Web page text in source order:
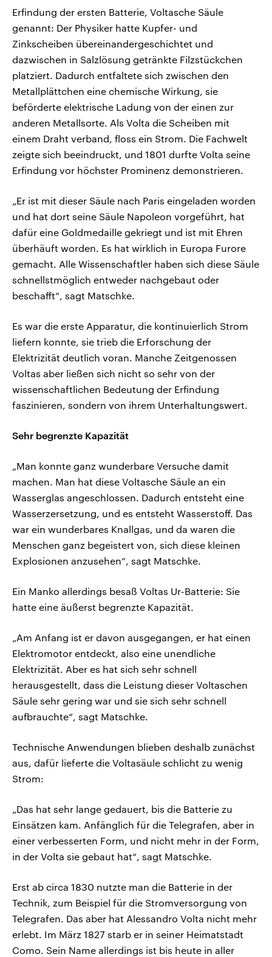
Erfindung der ersten Batterie, Voltasche Säule
genannt: Der Physiker hatte Kupfer- und
Zinkscheiben übereinandergeschichtet und
dazwischen in Salzlösung getränkte Filzstückchen
platziert. Dadurch entfaltete sich zwischen den
Metallplättchen eine chemische Wirkung, sie
beförderte elektrische Ladung von der einen zur
anderen Metallsorte. Als Volta die Scheiben mit
einem Draht verband, floss ein Strom. Die Fachwelt
zeigte sich beeindruckt, und 1801 durfte Volta seine
Erfindung vor höchster Prominenz demonstrieren.
„Er ist mit dieser Säule nach Paris eingeladen worden
und hat dort seine Säule Napoleon vorgeführt, hat
dafür eine Goldmedaille gekriegt und ist mit Ehren
überhäuft worden. Es hat wirklich in Europa Furore
gemacht. Alle Wissenschaftler haben sich diese Säule
schnellstmöglich entweder nachgebaut oder
beschafft“, sagt Matschke.
Es war die erste Apparatur, die kontinuierlich Strom
liefern konnte, sie trieb die Erforschung der
Elektrizität deutlich voran. Manche Zeitgenossen
Voltas aber ließen sich nicht so sehr von der
wissenschaftlichen Bedeutung der Erfindung
faszinieren, sondern von ihrem Unterhaltungswert.
Sehr begrenzte Kapazität
„Man konnte ganz wunderbare Versuche damit
machen. Man hat diese Voltasche Säule an ein
Wasserglas angeschlossen. Dadurch entsteht eine
Wasserzersetzung, und es entsteht Wasserstoff. Das
war ein wunderbares Knallgas, und da waren die
Menschen ganz begeistert von, sich diese kleinen
Explosionen anzusehen“, sagt Matschke.
Ein Manko allerdings besaß Voltas Ur-Batterie: Sie
hatte eine äußerst begrenzte Kapazität.
„Am Anfang ist er davon ausgegangen, er hat einen
Elektromotor entdeckt, also eine unendliche
Elektrizität. Aber es hat sich sehr schnell
herausgestellt, dass die Leistung dieser Voltaschen
Säule sehr gering war und sie sich sehr schnell
aufbrauchte“, sagt Matschke.
Technische Anwendungen blieben deshalb zunächst
aus, dafür lieferte die Voltasäule schlicht zu wenig
Strom:
„Das hat sehr lange gedauert, bis die Batterie zu
Einsätzen kam. Anfänglich für die Telegrafen, aber in
einer verbesserten Form, und nicht mehr in der Form,
in der Volta sie gebaut hat“, sagt Matschke.
Erst ab circa 1830 nutzte man die Batterie in der
Technik, zum Beispiel für die Stromversorgung von
Telegrafen. Das aber hat Alessandro Volta nicht mehr
erlebt. Im März 1827 starb er in seiner Heimatstadt
Como. Sein Name allerdings ist bis heute in aller